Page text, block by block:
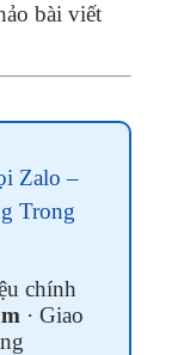
bài viết
Zalo –
Trong
chính
· Giao